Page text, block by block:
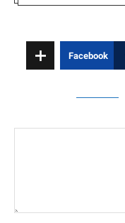
Facebook